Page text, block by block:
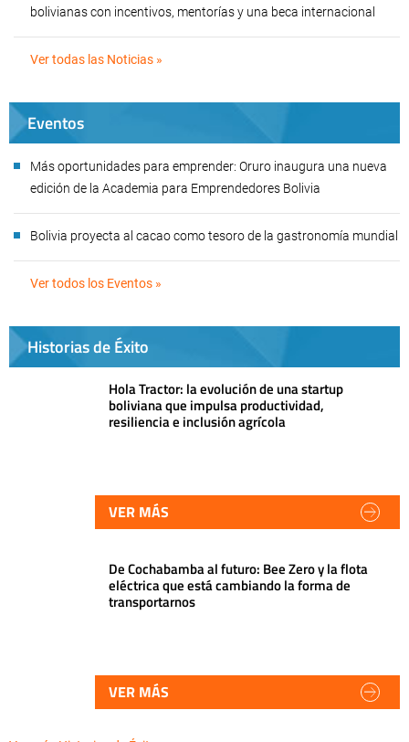
bolivianas con incentivos, mentorías y una beca internacional
Ver todas las Noticias »
Eventos
Más oportunidades para emprender: Oruro inaugura una nueva
edición de la Academia para Emprendedores Bolivia
Bolivia proyecta al cacao como tesoro de la gastronomía mundial
Ver todos los Eventos »
Historias de Éxito
Hola Tractor: la evolución de una startup
boliviana que impulsa productividad,
resiliencia e inclusión agrícola
VER MÁS
De Cochabamba al futuro: Bee Zero y la flota
eléctrica que está cambiando la forma de
transportarnos
VER MÁS